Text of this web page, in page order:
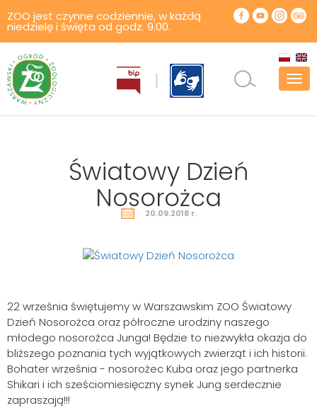
ZOO jest czynne codziennie, w każdą
niedzielę i święta od godz. 9.00.
Światowy Dzień
Nosorożca
20.09.2018 r.
22 września świętujemy w Warszawskim ZOO Światowy
Dzień Nosorożca oraz półroczne urodziny naszego
młodego nosorożca Junga! Będzie to niezwykła okazja do
bliższego poznania tych wyjątkowych zwierząt i ich historii.
Bohater września - nosorożec Kuba oraz jego partnerka
Shikari i ich sześciomiesięczny synek Jung serdecznie
zapraszają!!!